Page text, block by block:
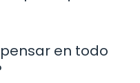
en todo